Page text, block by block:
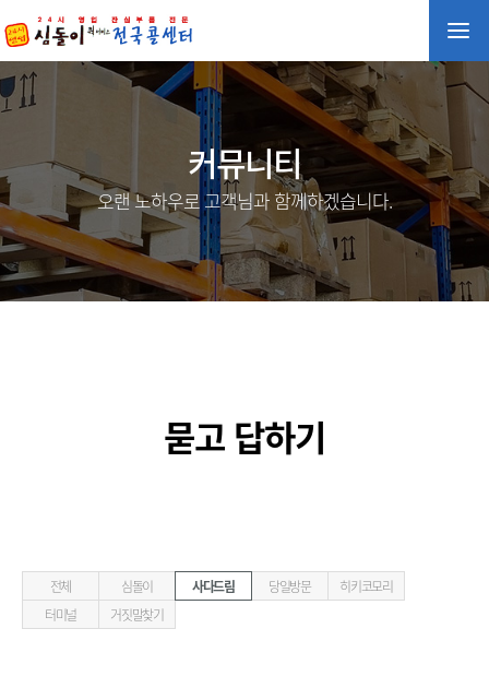
커뮤니티
오랜 노하우로 고객님과 함께하겠습니다.
묻고 답하기
전체 심돌이 사다드림 당일방문
히키코모리
터미널
거짓말찾기